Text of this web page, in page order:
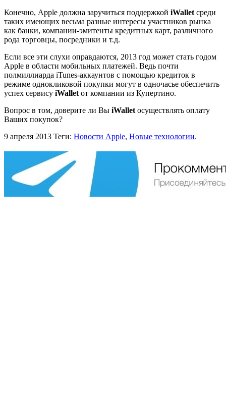
Конечно, Apple должна заручиться поддержкой iWallet среди
таких имеющих весьма разные интересы участников рынка
как банки, компании-эмитенты кредитных карт, различного
рода торговцы, посредники и т.д.
Если все эти слухи оправдаются, 2013 год может стать годом
Apple в области мобильных платежей. Ведь почти
полмиллиарда iTunes-аккаунтов с помощью кредиток в
режиме однокликовой покупки могут в одночасье обеспечить
успех сервису iWallet от компании из Купертино.
Вопрос в том, доверите ли Вы iWallet осуществлять оплату
Ваших покупок?
9 апреля 2013 Теги: Новости Apple, Новые технологии.